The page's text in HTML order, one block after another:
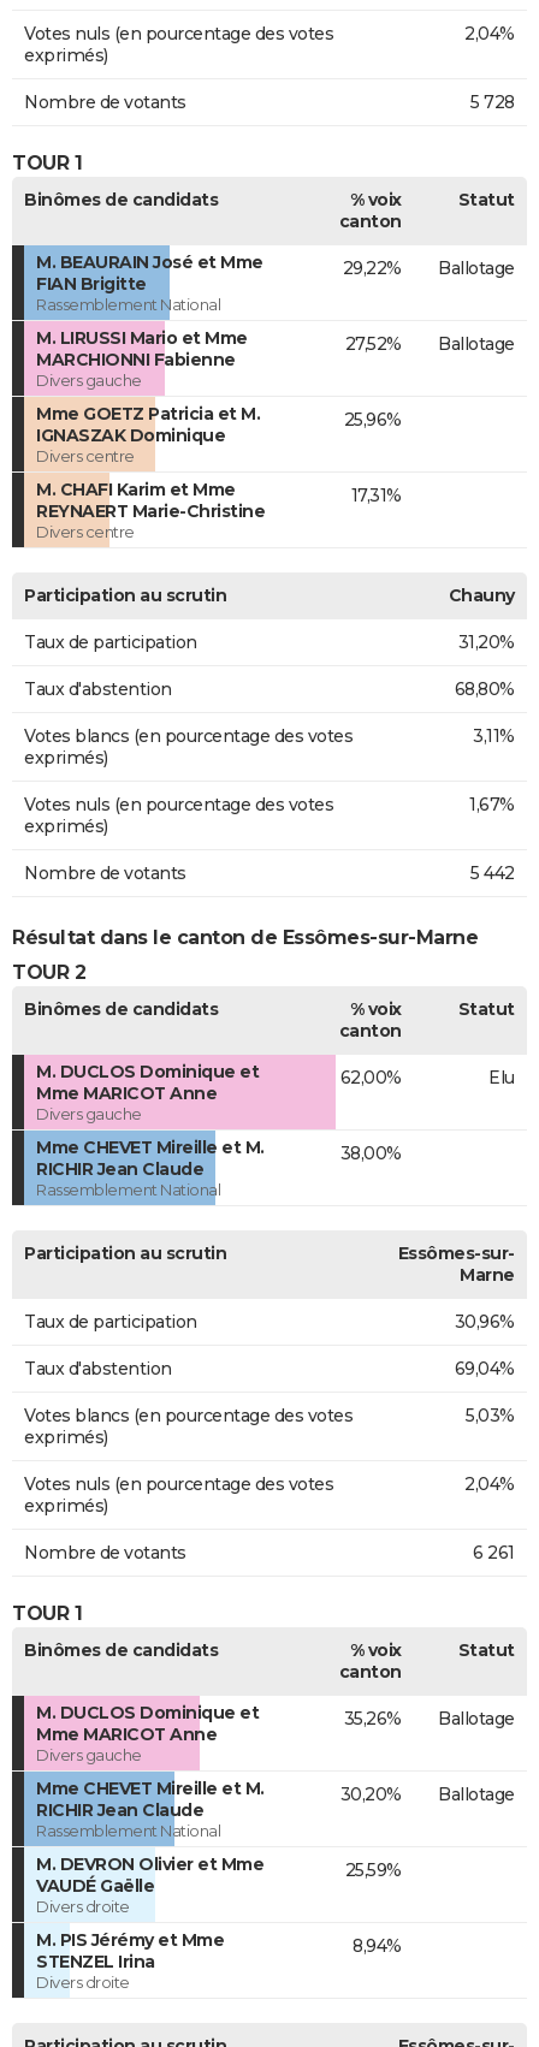
Votes nuls (en pourcentage des votes
exprimés)
2,04%
Nombre de votants 5 728
TOUR 1
Binômes de candidats
% voix
canton
Statut
M. BEAURAIN José et Mme
FIAN Brigitte
Rassemblement National
29,22% Ballotage
M. LIRUSSI Mario et Mme
MARCHIONNI Fabienne
Divers gauche
27,52% Ballotage
Mme GOETZ Patricia et M.
IGNASZAK Dominique
Divers centre
25,96%
M. CHAFI Karim et Mme
REYNAERT Marie-Christine
Divers centre
17,31%
Participation au scrutin Chauny
Taux de participation 31,20%
Taux d'abstention 68,80%
Votes blancs (en pourcentage des votes
exprimés)
3,11%
Votes nuls (en pourcentage des votes
exprimés)
1,67%
Nombre de votants 5 442
Résultat dans le canton de Essômes-sur-Marne
TOUR 2
Binômes de candidats
% voix
canton
Statut
M. DUCLOS Dominique et
Mme MARICOT Anne
Divers gauche
62,00% Elu
Mme CHEVET Mireille et M.
RICHIR Jean Claude
Rassemblement National
38,00%
Participation au scrutin
Essômes-sur-
Marne
Taux de participation 30,96%
Taux d'abstention 69,04%
Votes blancs (en pourcentage des votes
exprimés)
5,03%
Votes nuls (en pourcentage des votes
exprimés)
2,04%
Nombre de votants 6 261
TOUR 1
Binômes de candidats
% voix
canton
Statut
M. DUCLOS Dominique et
Mme MARICOT Anne
Divers gauche
35,26% Ballotage
Mme CHEVET Mireille et M.
RICHIR Jean Claude
Rassemblement National
30,20% Ballotage
M. DEVRON Olivier et Mme
VAUDÉ Gaëlle
Divers droite
25,59%
M. PIS Jérémy et Mme
STENZEL Irina
Divers droite
8,94%